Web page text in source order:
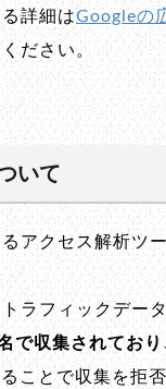
詳細はGoogleの
ださい。
いて
アクセス解析ツー
ラフィックデー
で収集されてお
ことで収集を拒